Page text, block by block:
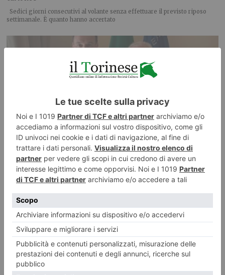
Sedici giorni consecutivi al volante senza effettuare il previsto riposo
settimanale. È quanto hanno accertato
Emergenza idrica, Piemonte e Liguria puntano sugli invasi
«Opere strategiche di interesse nazionale» L’emergenza acqua e la
necessità di programmare nuove infrastrutture per garantire